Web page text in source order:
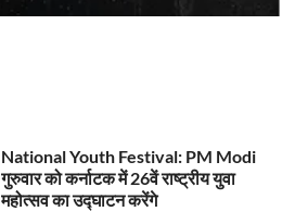
National Youth Festival: PM Modi
गुरुवार को कर्नाटक में 26वें राष्ट्रीय युवा
महोत्सव का उद्घाटन करेंगे